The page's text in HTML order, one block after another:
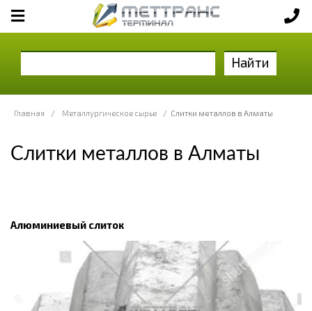
Найти
Главная / Металлургическое сырье / Слитки металлов в Алматы
Слитки металлов в Алматы
Алюминиевый слиток